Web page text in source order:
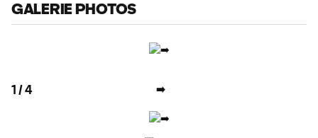
GALERIE PHOTOS
1 /4 ➡️